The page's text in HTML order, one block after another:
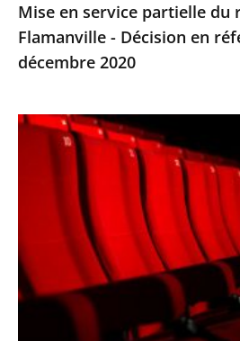
référé
du
28
2020
Mise en service partielle du
Flamanville - Décision en
décembre 2020
Cinémas,
théâtres,
spectacles
:
le
juge